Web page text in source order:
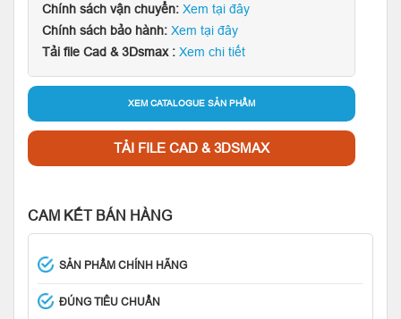
Chính sách vận chuyển: Xem tại đây
Chính sách bảo hành: Xem tại đây
Tải file Cad & 3Dsmax : Xem chi tiết
XEM CATALOGUE SẢN PHẨM
TẢI FILE CAD & 3DSMAX
CAM KẾT BÁN HÀNG
SẢN PHẨM CHÍNH HÃNG
ĐÚNG TIÊU CHUẨN